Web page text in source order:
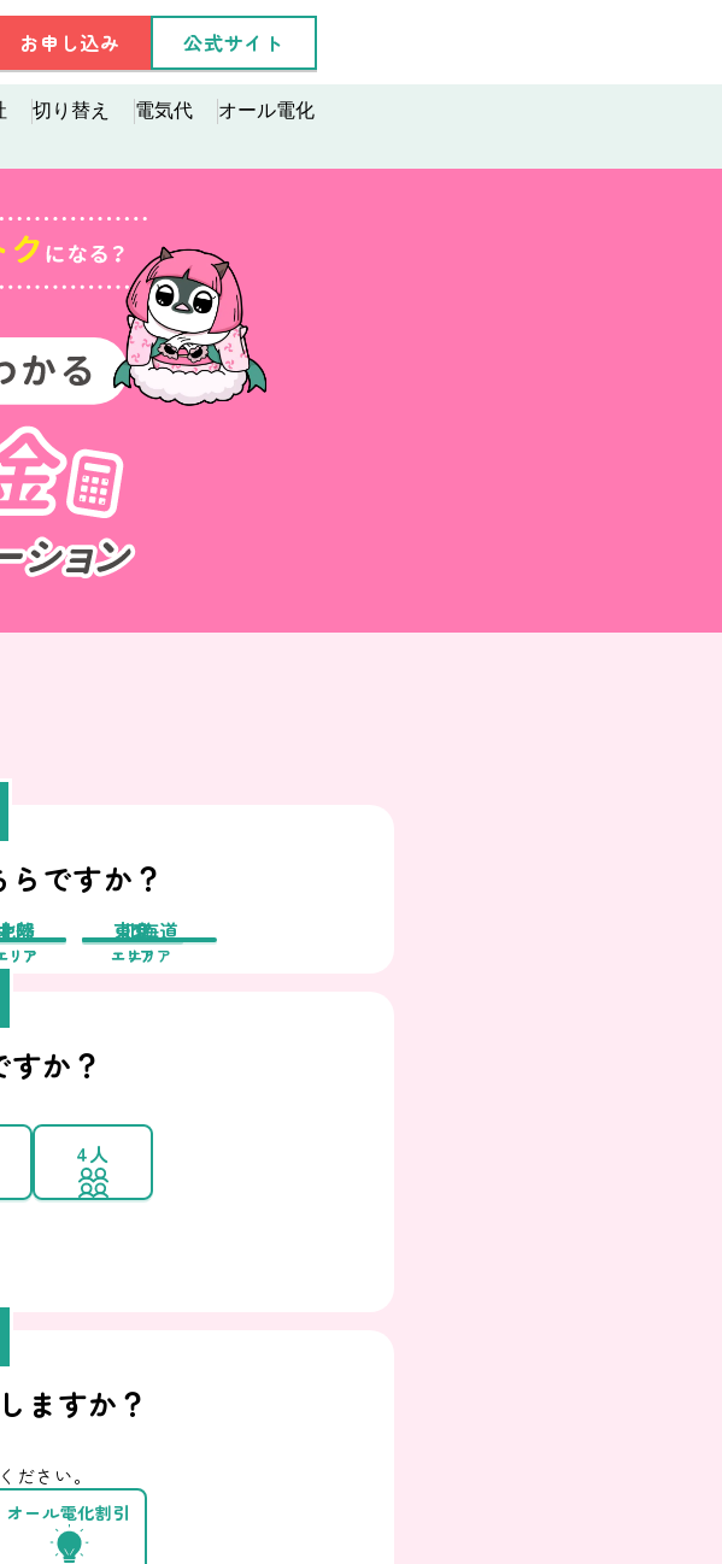
お申し込み 公式サイト
切り替え 電気代 オール電化
ですか？
北海道
エリア
東北
エリア
東京
エリア
部
リア
陸
リア
か？
4人
ますか？
ださい。
オール電化割引